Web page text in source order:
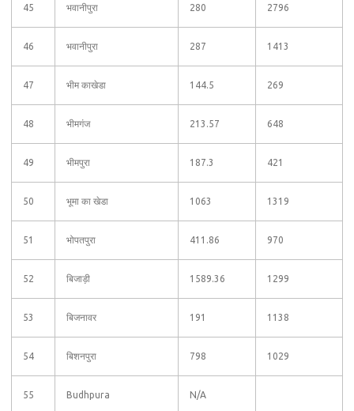
45 भवानीपुरा 280 2796
46 भवानीपुरा 287 1413
47 भीम काखेडा 144.5 269
48 भीमगंज 213.57 648
49 भीमपुरा 187.3 421
50 भूमा का खेडा 1063 1319
51 भोपतपुरा 411.86 970
52 बिजाड़ी 1589.36 1299
53 बिजनावर 191 1138
54 बिशनपुरा 798 1029
55 Budhpura N/A